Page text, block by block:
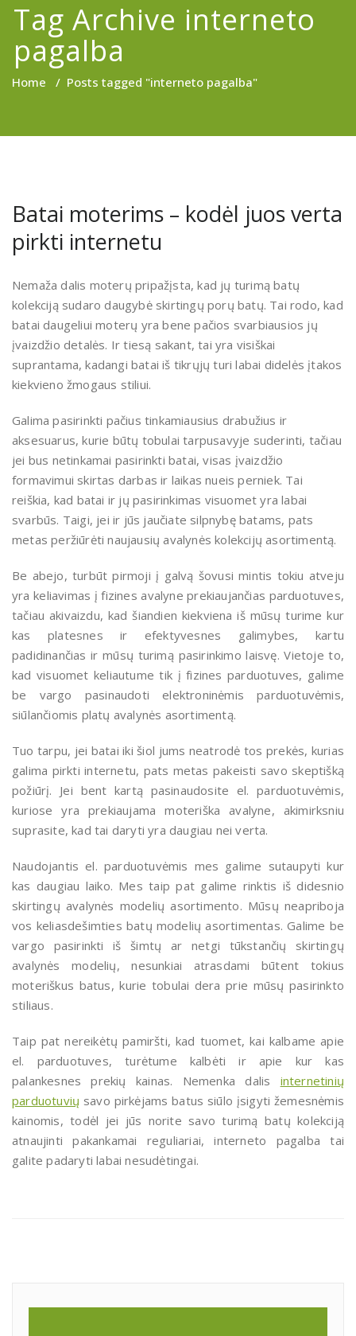
Tag Archive interneto
pagalba
Home / Posts tagged "interneto pagalba"
Batai moterims – kodėl juos verta
pirkti internetu
Nemaža dalis moterų pripažįsta, kad jų turimą batų
kolekciją sudaro daugybė skirtingų porų batų. Tai rodo, kad
batai daugeliui moterų yra bene pačios svarbiausios jų
įvaizdžio detalės. Ir tiesą sakant, tai yra visiškai
suprantama, kadangi batai iš tikrųjų turi labai didelės įtakos
kiekvieno žmogaus stiliui.
Galima pasirinkti pačius tinkamiausius drabužius ir
aksesuarus, kurie būtų tobulai tarpusavyje suderinti, tačiau
jei bus netinkamai pasirinkti batai, visas įvaizdžio
formavimui skirtas darbas ir laikas nueis perniek. Tai
reiškia, kad batai ir jų pasirinkimas visuomet yra labai
svarbūs. Taigi, jei ir jūs jaučiate silpnybę batams, pats
metas peržiūrėti naujausių avalynės kolekcijų asortimentą.
Be abejo, turbūt pirmoji į galvą šovusi mintis tokiu atveju
yra keliavimas į fizines avalyne prekiaujančias parduotuves,
tačiau akivaizdu, kad šiandien kiekviena iš mūsų turime kur
kas platesnes ir efektyvesnes galimybes, kartu
padidinančias ir mūsų turimą pasirinkimo laisvę. Vietoje to,
kad visuomet keliautume tik į fizines parduotuves, galime
be vargo pasinaudoti elektroninėmis parduotuvėmis,
siūlančiomis platų avalynės asortimentą.
Tuo tarpu, jei batai iki šiol jums neatrodė tos prekės, kurias
galima pirkti internetu, pats metas pakeisti savo skeptišką
požiūrį. Jei bent kartą pasinaudosite el. parduotuvėmis,
kuriose yra prekiaujama moteriška avalyne, akimirksniu
suprasite, kad tai daryti yra daugiau nei verta.
Naudojantis el. parduotuvėmis mes galime sutaupyti kur
kas daugiau laiko. Mes taip pat galime rinktis iš didesnio
skirtingų avalynės modelių asortimento. Mūsų neapriboja
vos keliasdešimties batų modelių asortimentas. Galime be
vargo pasirinkti iš šimtų ar netgi tūkstančių skirtingų
avalynės modelių, nesunkiai atrasdami būtent tokius
moteriškus batus, kurie tobulai dera prie mūsų pasirinkto
stiliaus.
Taip pat nereikėtų pamiršti, kad tuomet, kai kalbame apie
el. parduotuves, turėtume kalbėti ir apie kur kas
palankesnes prekių kainas. Nemenka dalis internetinių
parduotuvių savo pirkėjams batus siūlo įsigyti žemesnėmis
kainomis, todėl jei jūs norite savo turimą batų kolekciją
atnaujinti pakankamai reguliariai, interneto pagalba tai
galite padaryti labai nesudėtingai.